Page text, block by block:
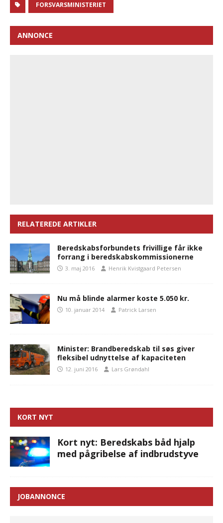
FORSVARSMINISTERIET
ANNONCE
RELATEREDE ARTIKLER
Beredskabsforbundets frivillige får ikke
forrang i beredskabskommissionerne
3. maj 2016 Henrik Kvistgaard Petersen
Nu må blinde alarmer koste 5.050 kr.
10. januar 2014 Patrick Larsen
Minister: Brandberedskab til søs giver
fleksibel udnyttelse af kapaciteten
12. juni 2016 Lars Grøndahl
KORT NYT
Kort nyt: Beredskabs båd hjalp
med pågribelse af indbrudstyve
JOBANNONCE